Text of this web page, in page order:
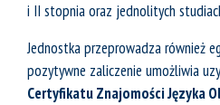
i II stopnia oraz jednolitych
Jednostka przeprowadza również
pozytywne zaliczenie umożliwia
Certyfikatu Znajomości Języka